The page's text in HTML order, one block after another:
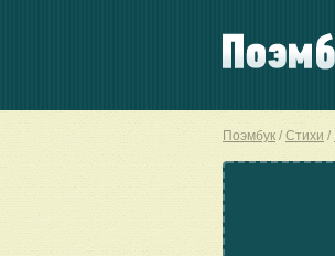
Поэмбук Стихи